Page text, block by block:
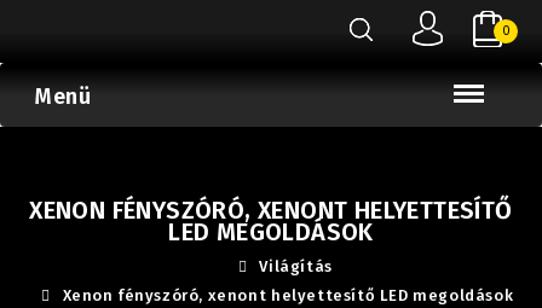
0
Menü
XENON FÉNYSZÓRÓ, XENONT HELYETTESÍTŐ
LED MEGOLDÁSOK
Világítás
Xenon fényszóró, xenont helyettesítő LED megoldások